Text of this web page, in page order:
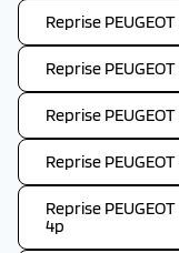
Reprise
Reprise
Reprise
Reprise
Reprise
4p